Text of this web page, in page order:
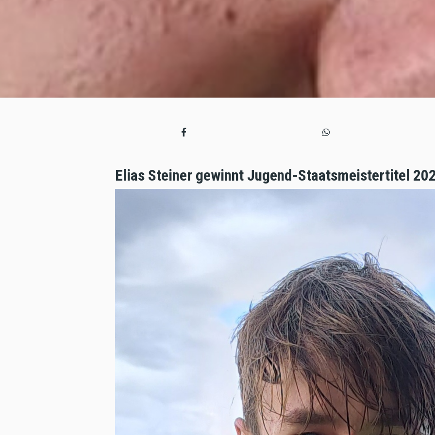
Elias Steiner gewinnt Jugend-Staatsmeistertitel